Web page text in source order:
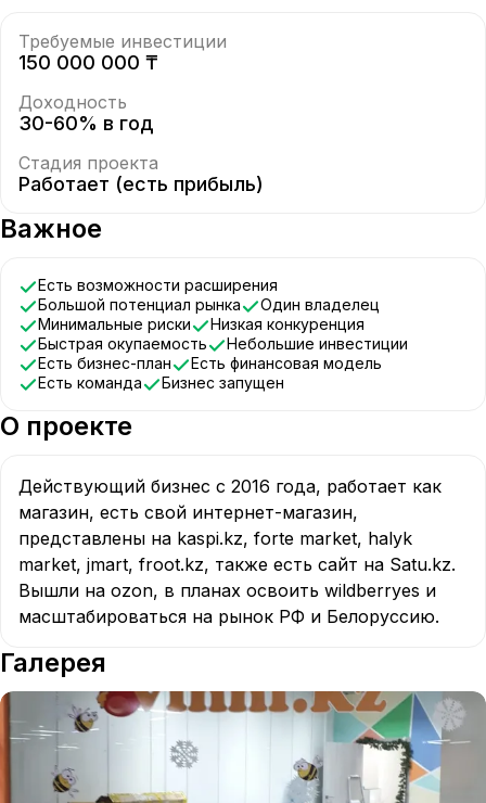
Требуемые инвестиции
150 000 000 ₸
Доходность
30-60% в год
Стадия проекта
Работает (есть прибыль)
Важное
Есть возможности расширения
Большой потенциал рынка
Один владелец
Минимальные риски
Низкая конкуренция
Быстрая окупаемость
Небольшие инвестиции
Есть бизнес-план
Есть финансовая модель
Есть команда
Бизнес запущен
О проекте
Действующий бизнес с 2016 года, работает как
магазин, есть свой интернет-магазин,
представлены на kaspi.kz, forte market, halyk
market, jmart, froot.kz, также есть сайт на Satu.kz.
Вышли на ozon, в планах освоить wildberryes и
масштабироваться на рынок РФ и Белоруссию.
Галерея